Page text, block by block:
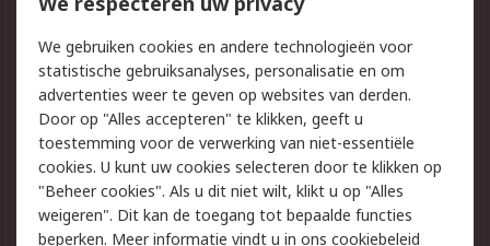
Track & Trace
Wettelijk
Cookiebeleid
Email veiligheid
Privacybeleid
Websitevoorwaarden
Algemene
We gebruiken cookies en andere technologieën voor
statistische gebruiksanalyses, personalisatie en om
advertenties weer te geven op websites van derden.
Door op "Alles accepteren" te klikken, geeft u
toestemming voor de verwerking van niet-essentiële
cookies. U kunt uw cookies selecteren door te klikken op
"Beheer cookies". Als u dit niet wilt, klikt u op "Alles
weigeren". Dit kan de toegang tot bepaalde functies
beperken. Meer informatie vindt u in ons cookiebeleid